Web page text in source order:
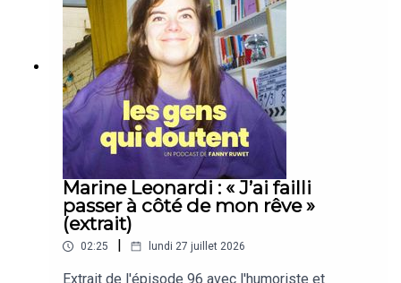
Marine Leonardi : « J’ai failli
passer à côté de mon rêve »
(extrait)
02:25 lundi 27 juillet 2026
Extrait de l'épisode 96 avec l'humoriste et